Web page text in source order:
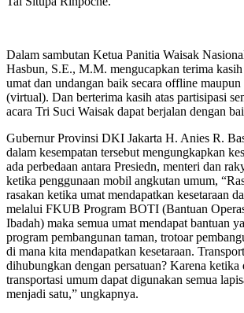
Dalam sambutan Ketua Panitia Waisak
Hasbun, S.E., M.M. mengucapkan terima kasih
umat dan undangan baik secara offline maupun
(virtual). Dan berterima kasih atas partisipasi
acara Tri Suci Waisak dapat berjalan dengan
Gubernur Provinsi DKI Jakarta H. Anies R.
dalam kesempatan tersebut mengungkapkan
ada perbedaan antara Presiedn, menteri dan
ketika penggunaan mobil angkutan umum,
rasakan ketika umat mendapatkan kesetaraan
melalui FKUB Program BOTI (Bantuan
Ibadah) maka semua umat mendapat bantuan
program pembangunan taman, trotoar
di mana kita mendapatkan kesetaraan.
dihubungkan dengan persatuan? Karena ketika
transportasi umum dapat digunakan semua
menjadi satu,” ungkapnya.